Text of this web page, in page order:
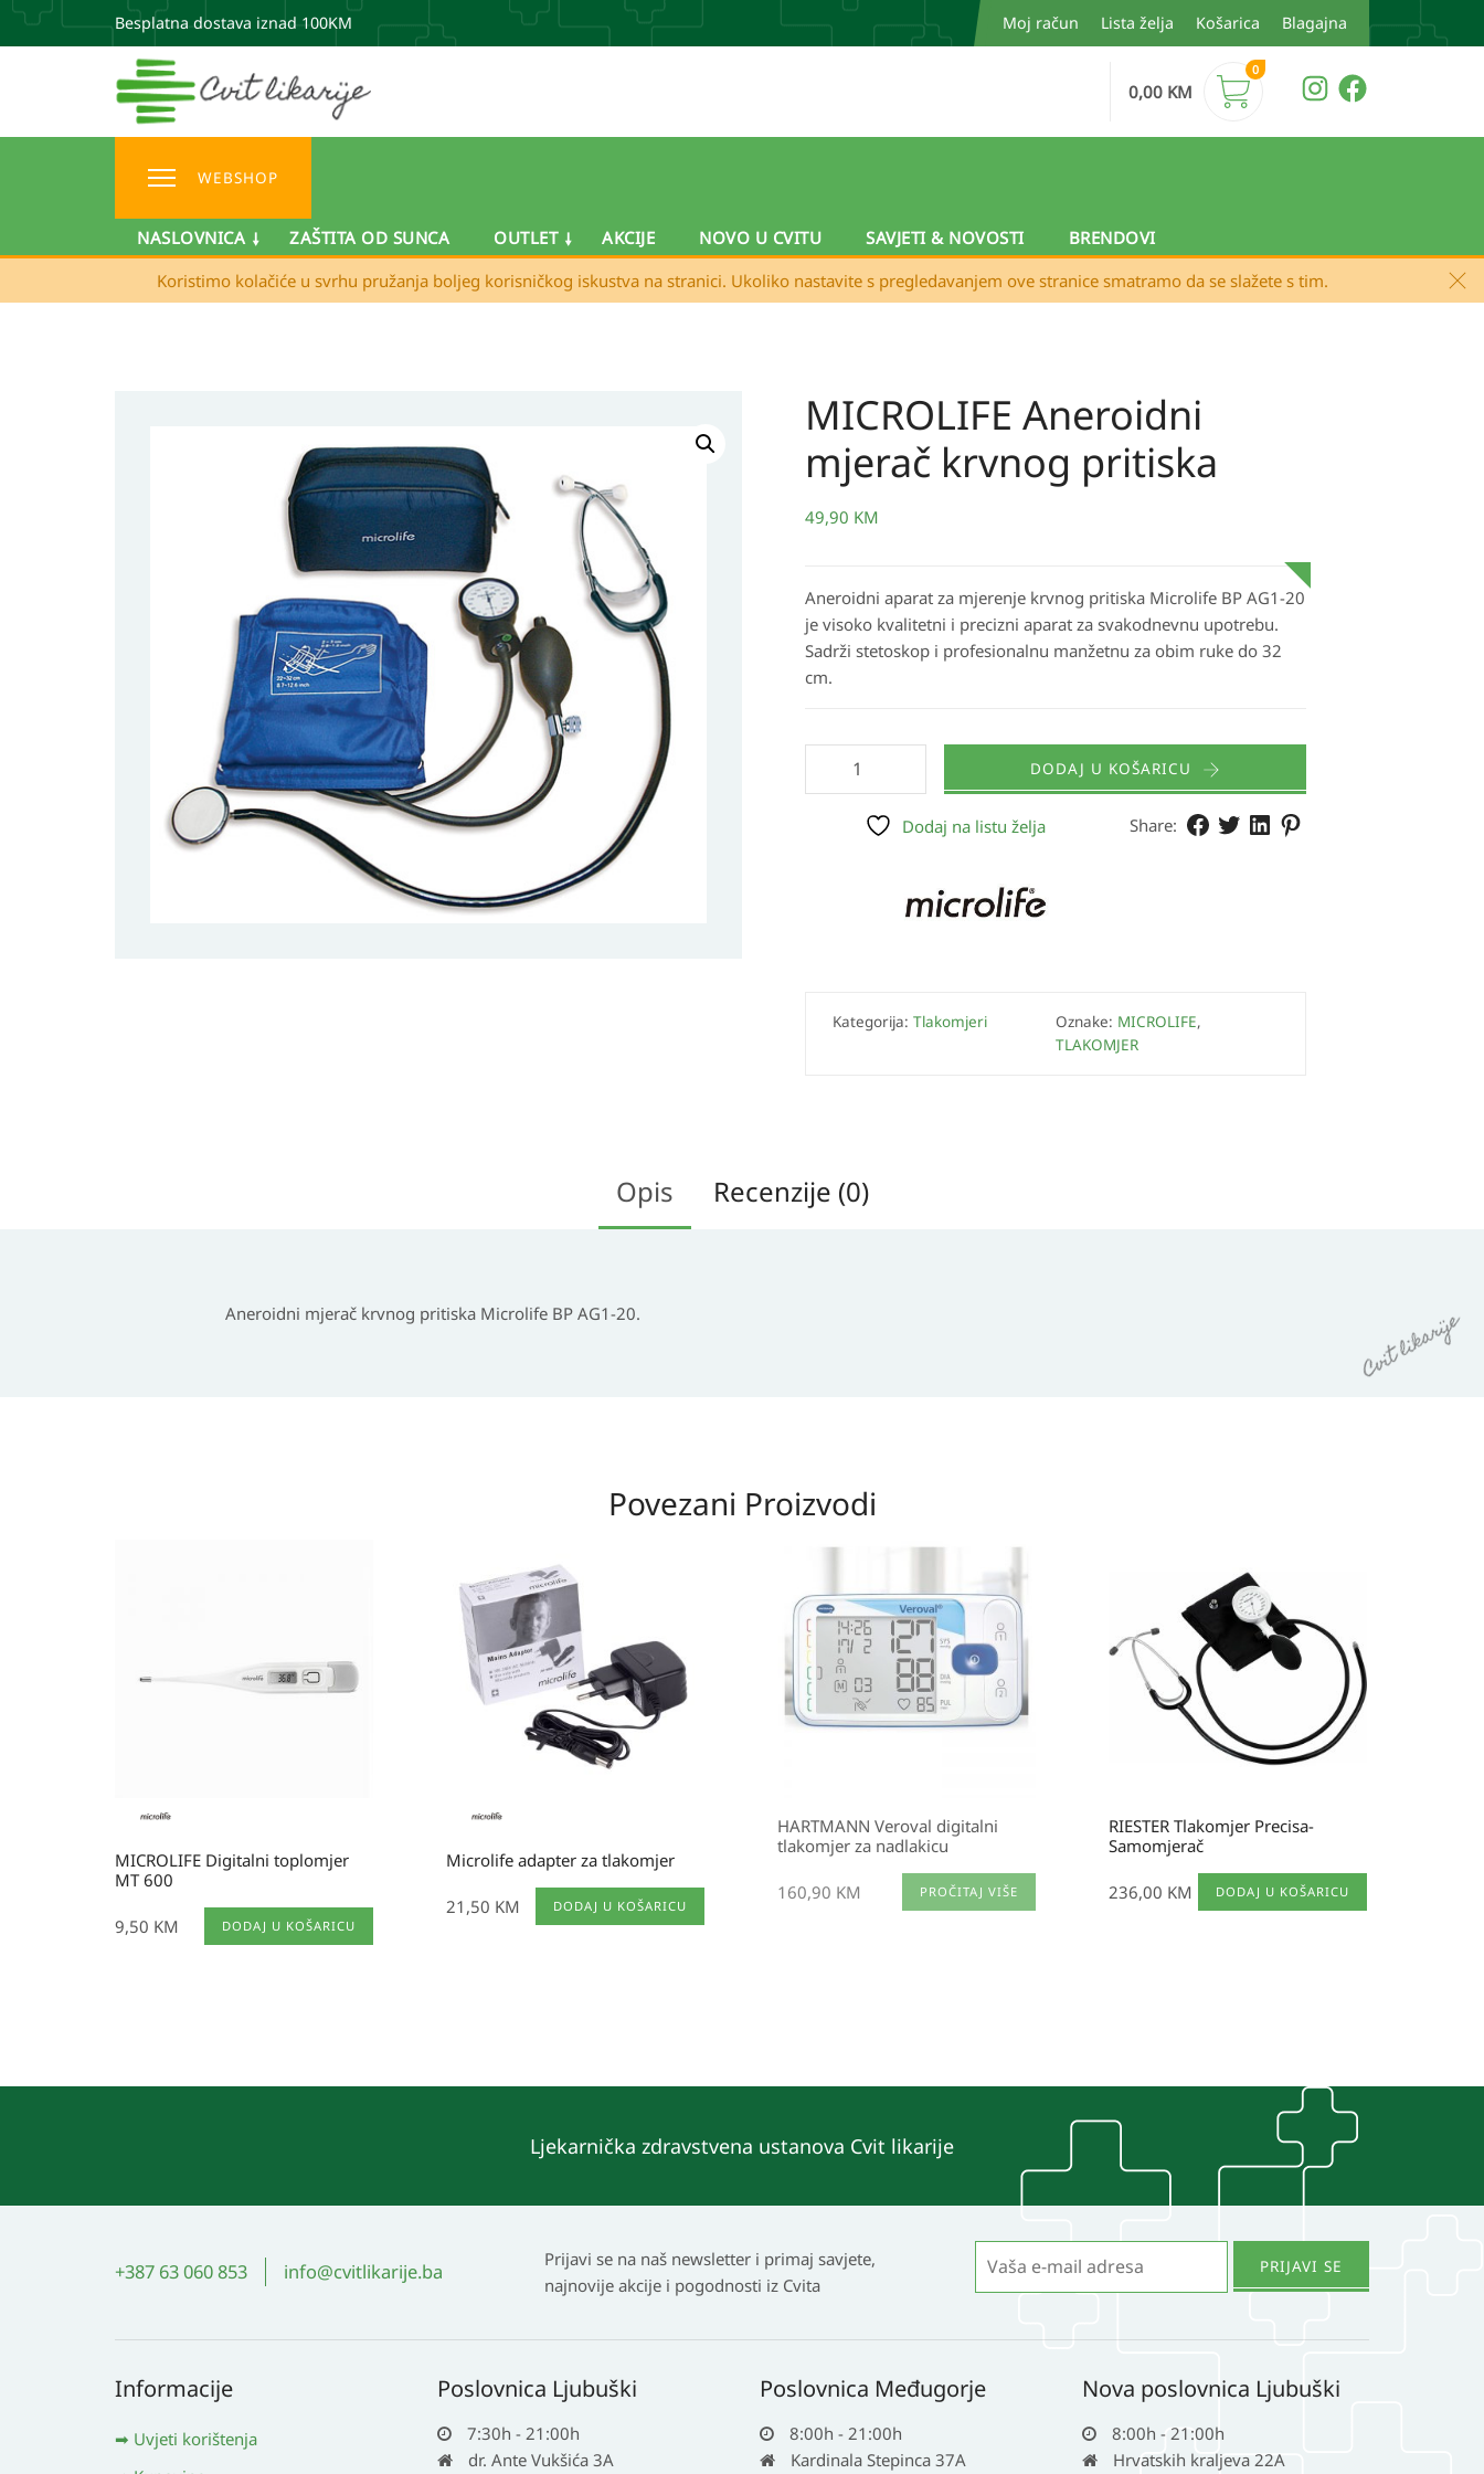
Besplatna dostava iznad 100KM Moj račun Lista želja Košarica Blagajna
0,00 KM
0
WEBSHOP
NASLOVNICA ZAŠTITA OD SUNCA OUTLET AKCIJE NOVO U CVITU SAVJETI & NOVOSTI
BRENDOVI
Koristimo kolačiće u svrhu pružanja boljeg korisničkog iskustva na stranici. Ukoliko nastavite s pregledavanjem ove stranice smatramo da se slažete s tim.
MICROLIFE Aneroidni
mjerač krvnog pritiska
49,90 KM
Aneroidni aparat za mjerenje krvnog pritiska Microlife BP AG1-20
je visoko kvalitetni i precizni aparat za svakodnevnu upotrebu.
Sadrži stetoskop i profesionalnu manžetnu za obim ruke do 32
cm.
MICROLIFE
Aneroidni
pritiska
DODAJ U KOŠARICU
Share:
Dodaj na listu želja
Kategorija: Tlakomjeri Oznake: MICROLIFE,
TLAKOMJER
Opis Recenzije (0)
Aneroidni mjerač krvnog pritiska Microlife BP AG1-20.
Povezani Proizvodi
MICROLIFE Digitalni toplomjer
MT 600
9,50 KM DODAJ U KOŠARICU
Microlife adapter za tlakomjer
21,50 KM DODAJ U KOŠARICU
HARTMANN Veroval digitalni
tlakomjer za nadlakicu
160,90 KM PROČITAJ VIŠE
RIESTER Tlakomjer Precisa-
Samomjerač
236,00 KM DODAJ U KOŠARICU
Ljekarnička zdravstvena ustanova Cvit likarije
+387 63 060 853 info@cvitlikarije.ba
Prijavi se na naš newsletter i primaj savjete,
najnovije akcije i pogodnosti iz Cvita
Informacije
Uvjeti korištenja
Poslovnica Ljubuški
7:30h - 21:00h
dr. Ante Vukšića 3A
Poslovnica Međugorje
8:00h - 21:00h
Kardinala Stepinca 37A
Nova poslovnica Ljubuški
8:00h - 21:00h
Hrvatskih kraljeva 22A